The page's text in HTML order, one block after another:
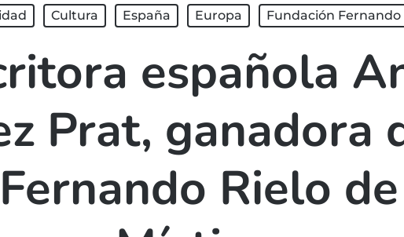
Cultura España Europa Fundación Fernando
española
Prat, ganadora
Rielo